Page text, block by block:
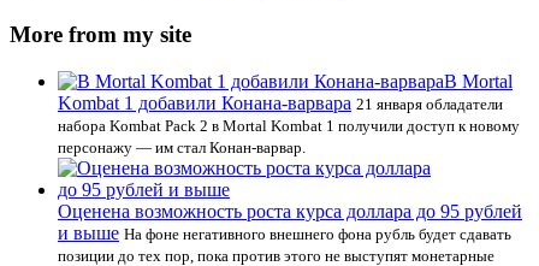
More from my site
В Mortal
Kombat 1 добавили Конана-варвара 21 января обладатели
набора Kombat Pack 2 в Mortal Kombat 1 получили доступ к новому
персонажу — им стал Конан-варвар.
Оценена возможность роста курса доллара до 95 рублей
и выше На фоне негативного внешнего фона рубль будет сдавать
позиции до тех пор, пока против этого не выступят монетарные